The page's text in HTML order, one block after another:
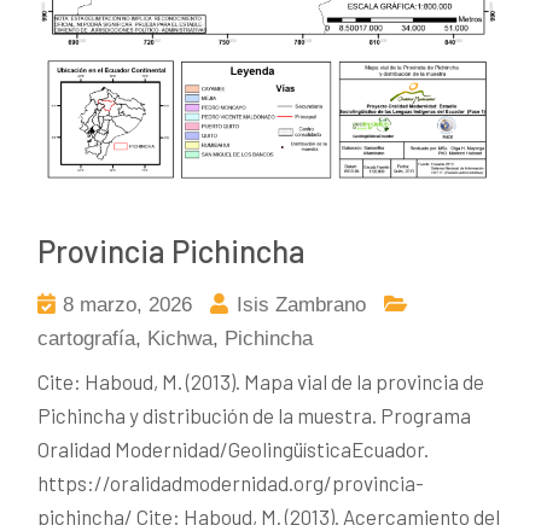
Provincia Pichincha
8 marzo, 2026
Isis Zambrano
cartografía, Kichwa, Pichincha
Cite: Haboud, M. (2013). Mapa vial de la provincia de
Pichincha y distribución de la muestra. Programa
Oralidad Modernidad/GeolingüísticaEcuador.
https://oralidadmodernidad.org/provincia-
pichincha/ Cite: Haboud, M. (2013). Acercamiento del